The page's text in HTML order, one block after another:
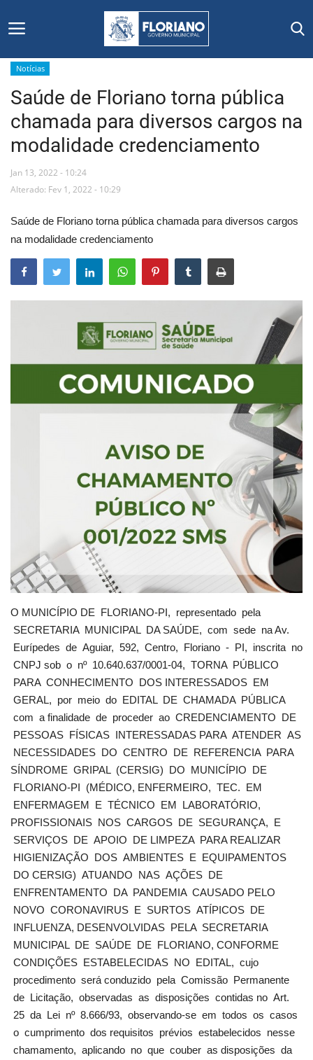
Início
Editais
Floriano
Mural de Licitações
Notícias
Notícias
Saúde de Floriano torna pública
chamada para diversos cargos na
modalidade credenciamento
Jan 13, 2022 - 10:24
Alterado: Fev 1, 2022 - 10:29
Saúde de Floriano torna pública chamada para diversos cargos
na modalidade credenciamento
O MUNICÍPIO DE FLORIANO-PI, representado pela
SECRETARIA MUNICIPAL DA SAÚDE, com sede na Av.
Eurípedes de Aguiar, 592, Centro, Floriano - PI, inscrita no
CNPJ sob o nº 10.640.637/0001-04, TORNA PÚBLICO
PARA CONHECIMENTO DOS INTERESSADOS EM
GERAL, por meio do EDITAL DE CHAMADA PÚBLICA
com a finalidade de proceder ao CREDENCIAMENTO DE
PESSOAS FÍSICAS INTERESSADAS PARA ATENDER AS
NECESSIDADES DO CENTRO DE REFERENCIA PARA
SÍNDROME GRIPAL (CERSIG) DO MUNICÍPIO DE
FLORIANO-PI (MÉDICO, ENFERMEIRO, TEC. EM
ENFERMAGEM E TÉCNICO EM LABORATÓRIO,
PROFISSIONAIS NOS CARGOS DE SEGURANÇA, E
SERVIÇOS DE APOIO DE LIMPEZA PARA REALIZAR
HIGIENIZAÇÃO DOS AMBIENTES E EQUIPAMENTOS
DO CERSIG) ATUANDO NAS AÇÕES DE
ENFRENTAMENTO DA PANDEMIA CAUSADO PELO
NOVO CORONAVIRUS E SURTOS ATÍPICOS DE
INFLUENZA, DESENVOLVIDAS PELA SECRETARIA
MUNICIPAL DE SAÚDE DE FLORIANO, CONFORME
CONDIÇÕES ESTABELECIDAS NO EDITAL, cujo
procedimento será conduzido pela Comissão Permanente
de Licitação, observadas as disposições contidas no Art.
25 da Lei nº 8.666/93, observando-se em todos os casos
o cumprimento dos requisitos prévios estabelecidos nesse
chamamento, aplicando no que couber as disposições da